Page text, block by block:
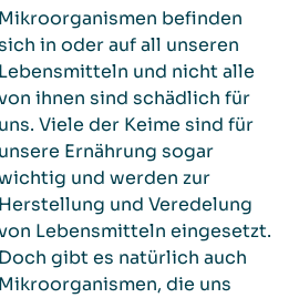
Mikroorganismen befinden
in oder auf all unseren
Lebensmitteln und nicht alle
ihnen sind schädlich für
uns. Viele der Keime sind für
unsere Ernährung sogar
und werden zur
Herstellung und Veredelung
Lebensmitteln eingesetzt.
Doch gibt es natürlich auch
Mikroorganismen, die uns